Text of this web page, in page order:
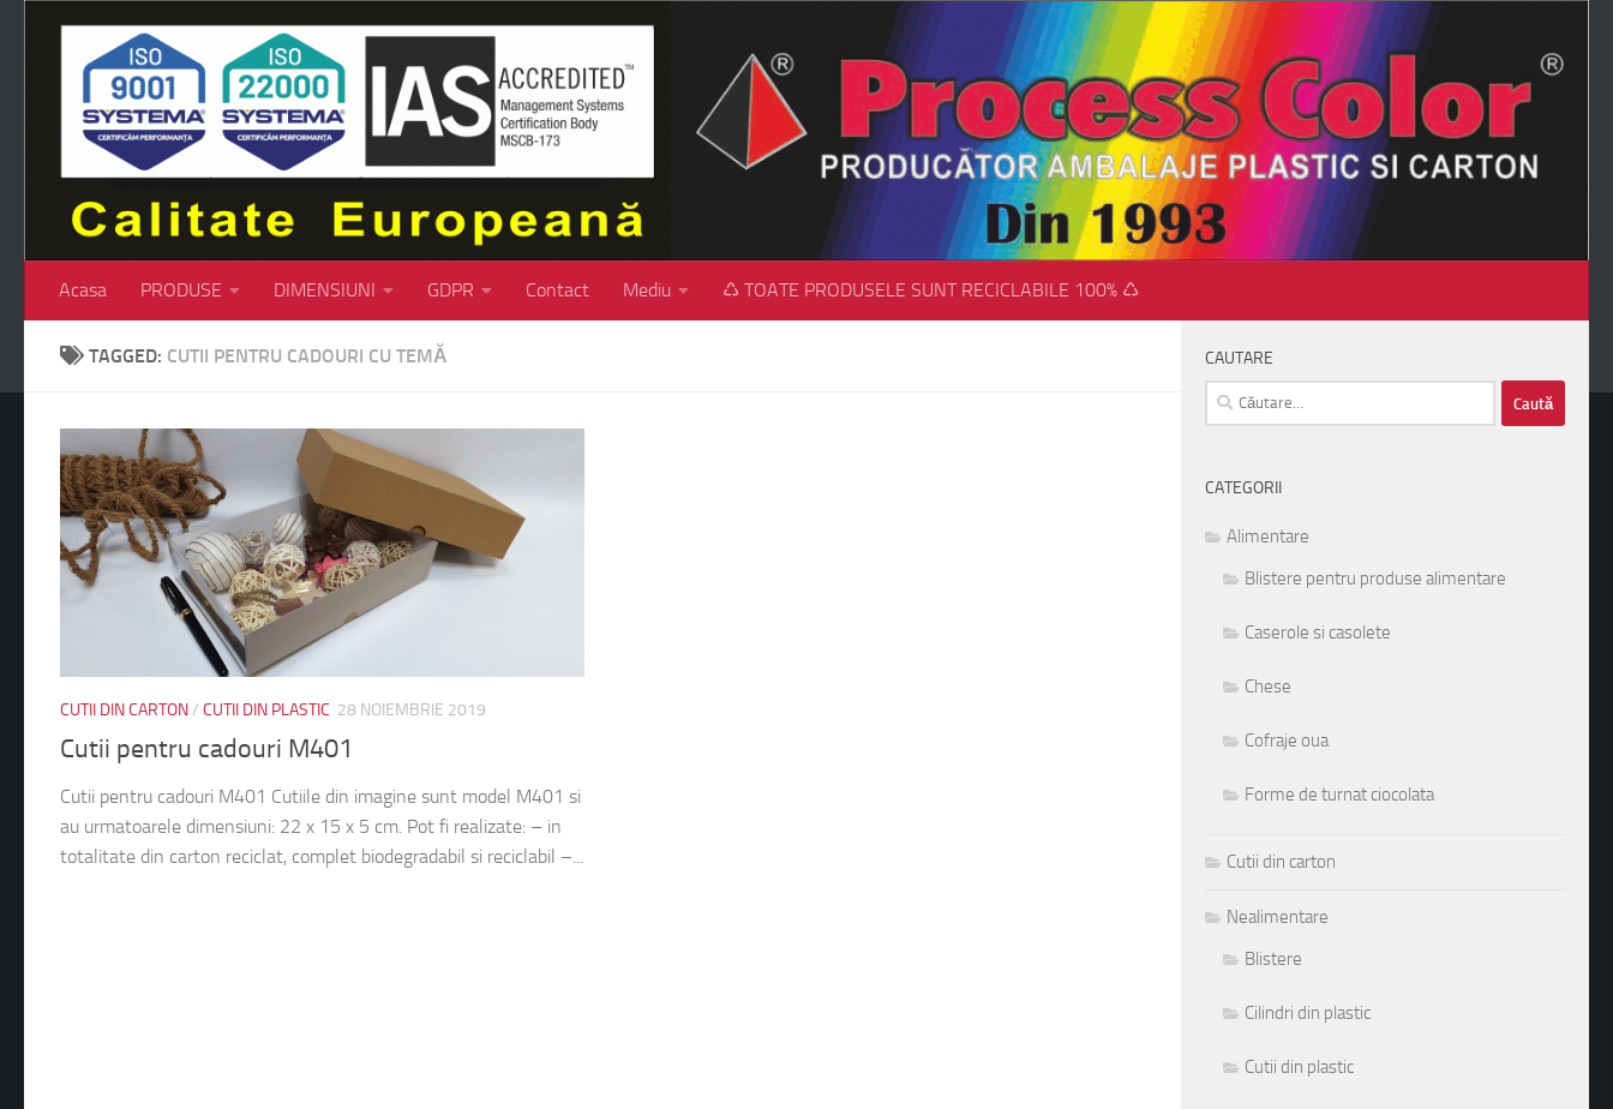
Skip to content
Acasa PRODUSE DIMENSIUNI GDPR Contact Mediu ♺ TOATE PRODUSELE SUNT RECICLABILE 100% ♺
TAGGED: CUTII PENTRU CADOURI CU TEMĂ
CUTII DIN CARTON/ CUTII DIN PLASTIC 28 NOIEMBRIE 2019
Cutii pentru cadouri M401
Cutii pentru cadouri M401 Cutiile din imagine sunt model M401 si
au urmatoarele dimensiuni: 22 x 15 x 5 cm. Pot fi realizate: – in
totalitate din carton reciclat, complet biodegradabil si reciclabil –...
CAUTARE
Caută
după:
CATEGORII
Alimentare
Blistere pentru produse alimentare
Caserole si casolete
Chese
Cofraje oua
Forme de turnat ciocolata
Cutii din carton
Nealimentare
Blistere
Cilindri din plastic
Cutii din plastic